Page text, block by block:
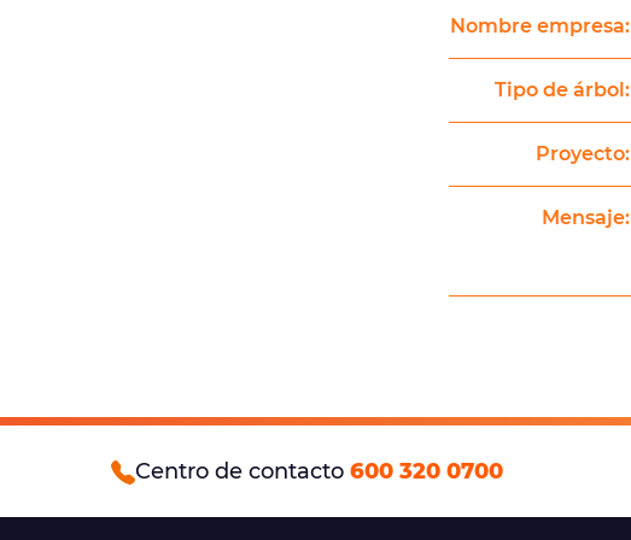
Nombre empresa:
Tipo de árbol:
Proyecto:
Mensaje:
Centro de contacto 600 320 0700